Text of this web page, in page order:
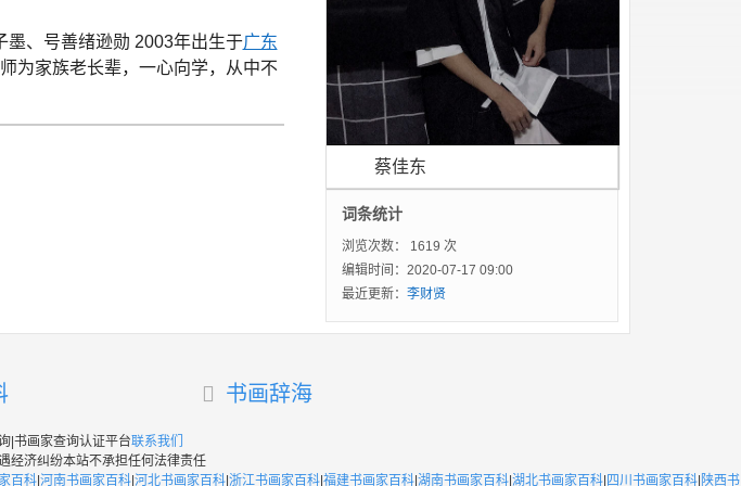
蔡佳东
词条统计
浏览次数：
1619 次
编辑时间：2020-07-17 09:00
最近更新： 李财贤
墨、号善绪逊勋 2003年出生于广东
为家族老长辈，一心向学，从中不
书画辞海
|书画家查询认证平台联系我们
经济纠纷本站不承担任何法律责任
百科| 河南书画家百科| 河北书画家百科| 浙江书画家百科| 福建书画家百科| 湖南书画家百科| 湖北书画家百科| 四川书画家百科| 陕西书